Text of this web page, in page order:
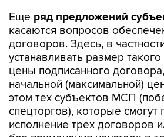
Еще ряд предложений
касаются вопросов
договоров. Здесь, в
устанавливать размер
цены подписанного
начальной (максимальной)
этом тех субъектов МСП
спецторгов), которые смогут
исполнение трех договоров